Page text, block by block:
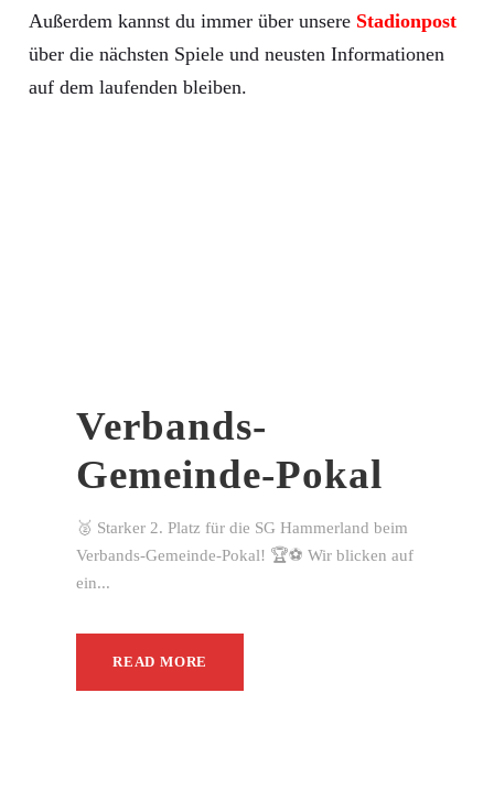
Außerdem kannst du immer über unsere Stadionpost
über die nächsten Spiele und neusten Informationen
auf dem laufenden bleiben.
Verbands-
Gemeinde-Pokal
🥈 Starker 2. Platz für die SG Hammerland beim
Verbands-Gemeinde-Pokal! 🏆⚽ Wir blicken auf
ein...
READ MORE